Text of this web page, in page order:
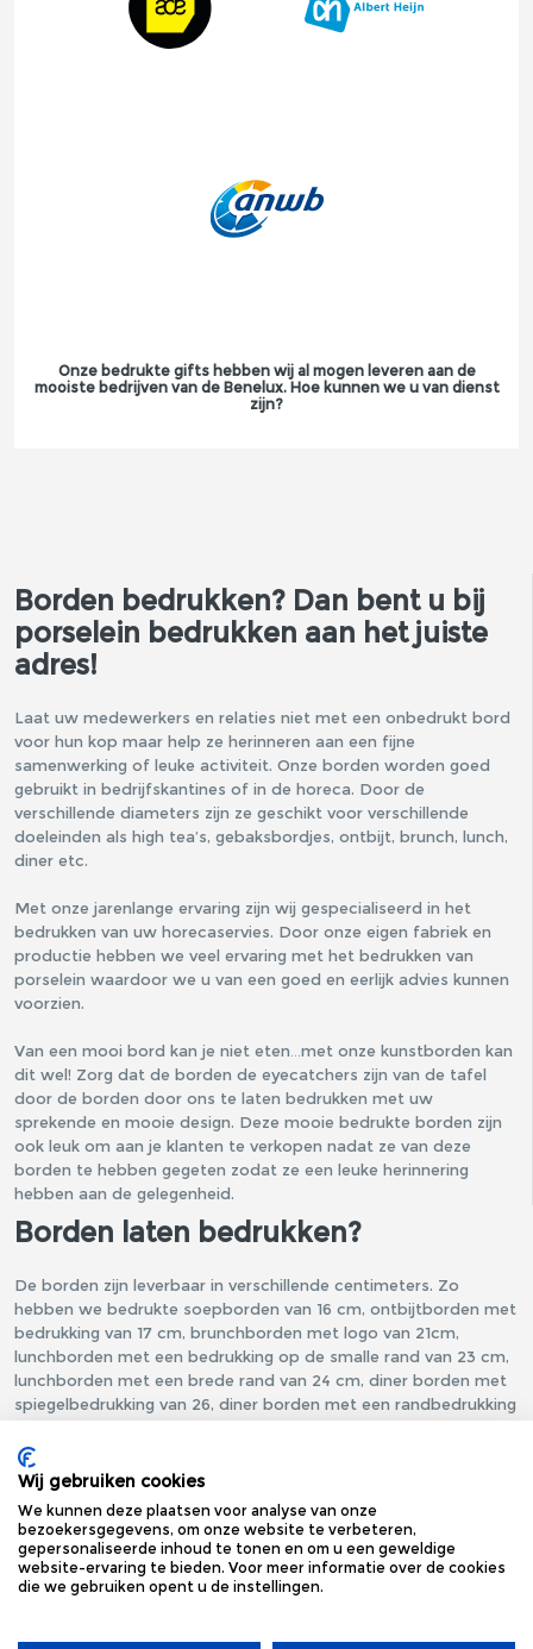
Wij gebruiken cookies
We kunnen deze plaatsen voor analyse van onze
bezoekersgegevens, om onze website te verbeteren,
gepersonaliseerde inhoud te tonen en om u een geweldige
website-ervaring te bieden. Voor meer informatie over de cookies
die we gebruiken opent u de instellingen.
Onze bedrukte gifts hebben wij al mogen leveren aan de
mooiste bedrijven van de Benelux. Hoe kunnen we u van dienst
zijn?
Borden bedrukken? Dan bent u bij
porselein bedrukken aan het juiste
adres!
Laat uw medewerkers en relaties niet met een onbedrukt bord
voor hun kop maar help ze herinneren aan een fijne
samenwerking of leuke activiteit. Onze borden worden goed
gebruikt in bedrijfskantines of in de horeca. Door de
verschillende diameters zijn ze geschikt voor verschillende
doeleinden als high tea’s, gebaksbordjes, ontbijt, brunch, lunch,
diner etc.
Met onze jarenlange ervaring zijn wij gespecialiseerd in het
bedrukken van uw horecaservies. Door onze eigen fabriek en
productie hebben we veel ervaring met het bedrukken van
porselein waardoor we u van een goed en eerlijk advies kunnen
voorzien.
Van een mooi bord kan je niet eten…met onze kunstborden kan
dit wel! Zorg dat de borden de eyecatchers zijn van de tafel
door de borden door ons te laten bedrukken met uw
sprekende en mooie design. Deze mooie bedrukte borden zijn
ook leuk om aan je klanten te verkopen nadat ze van deze
borden te hebben gegeten zodat ze een leuke herinnering
hebben aan de gelegenheid.
Borden laten bedrukken?
De borden zijn leverbaar in verschillende centimeters. Zo
hebben we bedrukte soepborden van 16 cm, ontbijtborden met
bedrukking van 17 cm, brunchborden met logo van 21cm,
lunchborden met een bedrukking op de smalle rand van 23 cm,
lunchborden met een brede rand van 24 cm, diner borden met
spiegelbedrukking van 26, diner borden met een randbedrukking